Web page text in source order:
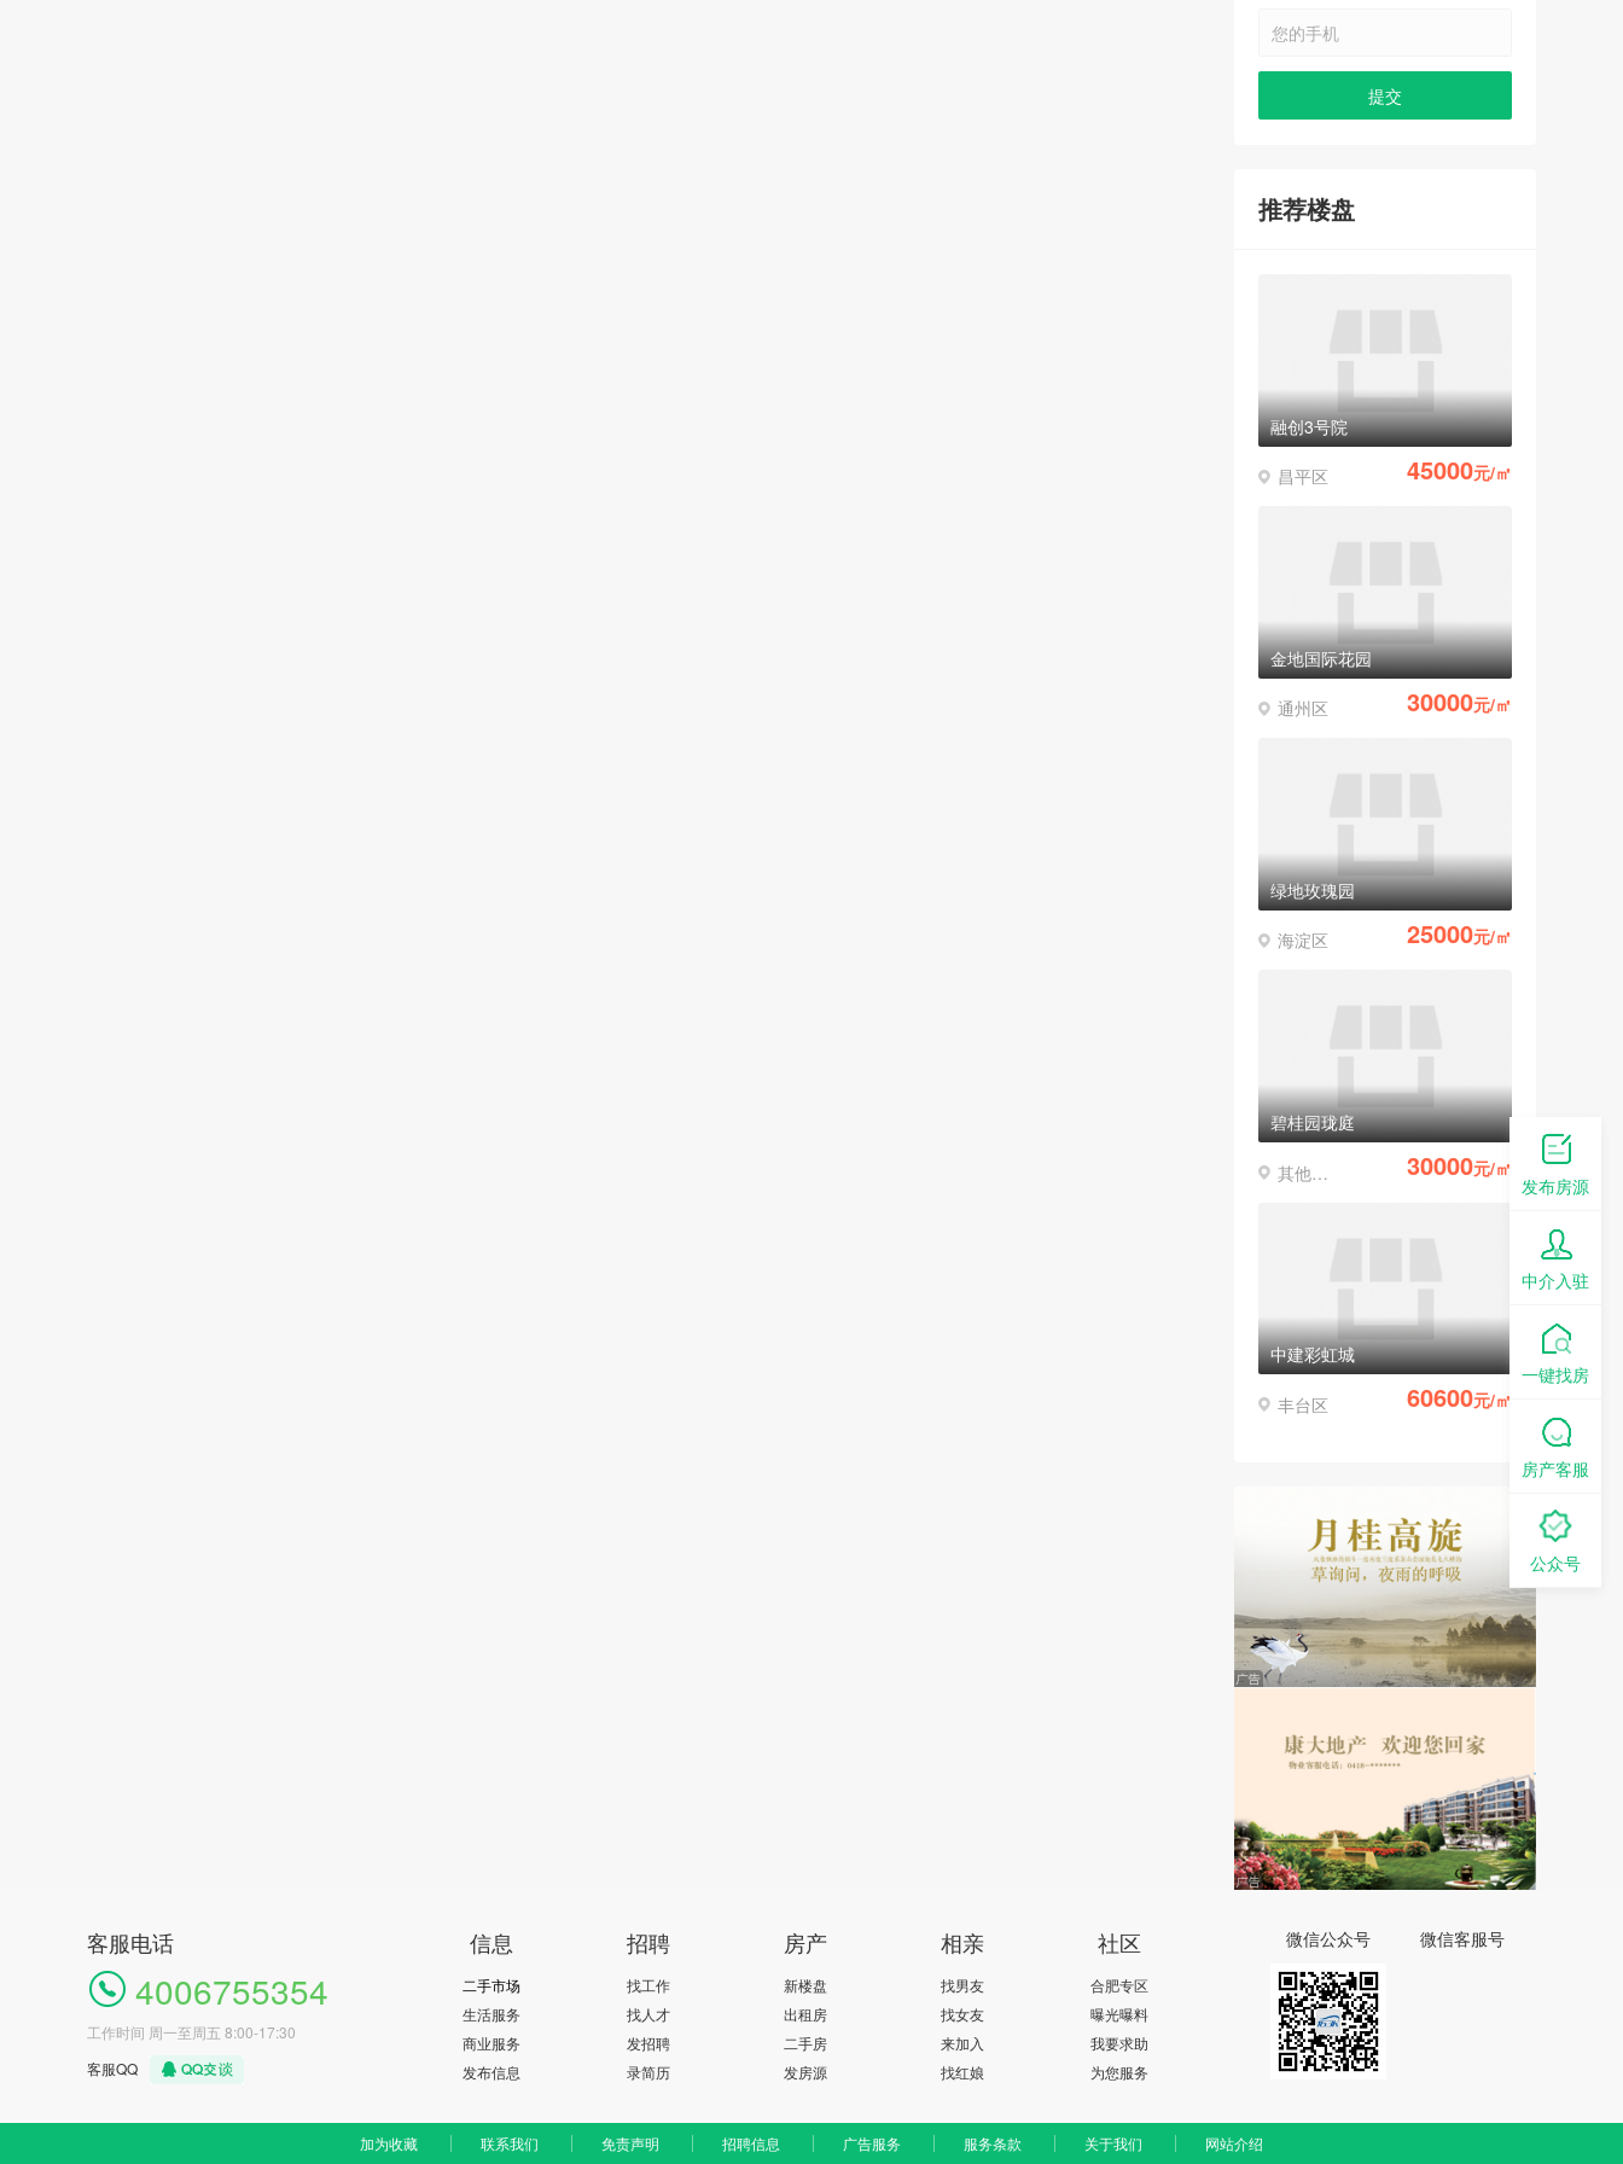
推荐楼盘
融创3号院
昌平区 45000元/㎡
金地国际花园
通州区 30000元/㎡
绿地玫瑰园
海淀区 25000元/㎡
碧桂园珑庭
其他区县 30000元/㎡
中建彩虹城
丰台区 60600元/㎡
客服电话
4006755354
工作时间 周一至周五 8:00-17:30
客服QQ
信息
二手市场
生活服务
商业服务
发布信息
招聘
找工作
找人才
发招聘
录简历
房产
新楼盘
出租房
二手房
发房源
相亲
找男友
找女友
来加入
找红娘
社区
合肥专区
曝光曝料
我要求助
为您服务
微信公众号 微信客服号
加为收藏 联系我们 免责声明 招聘信息 广告服务 服务条款 关于我们 网站介绍
发布房源
中介入驻
一键找房
房产客服
公众号